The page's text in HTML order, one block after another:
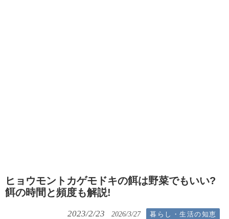
ヒョウモントカゲモドキの餌は野菜でもいい?
餌の時間と頻度も解説!
2023/2/23 2026/3/27 暮らし・生活の知恵